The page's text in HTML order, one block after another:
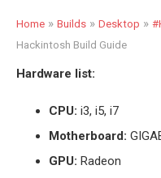
Home » Builds » Desktop »
Hackintosh Build Guide
Hardware list:
CPU: i3, i5, i7
Motherboard:
GPU: Radeon